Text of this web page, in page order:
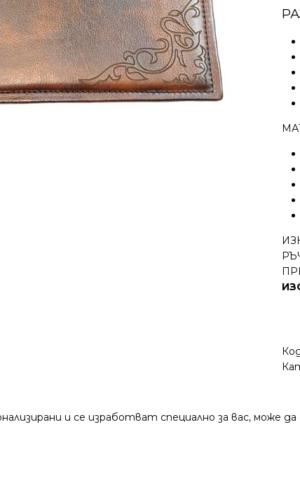
и се изработват специално за вас, може